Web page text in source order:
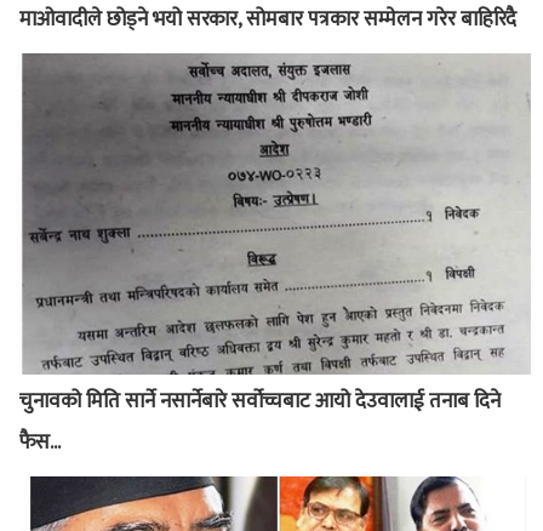
माओवादीले छोड्ने भयो सरकार, सोमबार पत्रकार सम्मेलन गरेर बाहिरिदै
चुनावको मिति सार्ने नसार्नेबारे सर्वोच्चबाट आयो देउवालाई तनाब दिने
फैस...